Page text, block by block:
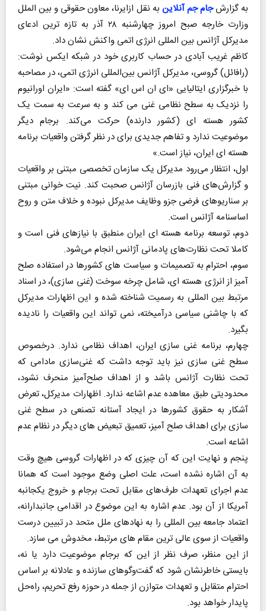
به گزارشجام جم آنلاین به نقل ازایرنا، معاون حقوقی و بین الملل
وزارت خارجه صبح امروز چهارشنبه ۲۸ آذر به تازه ترین ادعای
مدیرکل آژانس بین المللی انرژی اتمی واکنش نشان داد.
کاظم غریب آبادی در حساب کاربری خود در شبکه ایکس نوشت:
(رافائل) گروسی، مدیرکل آژانس بین‌المللی انرژی اتمی، در مصاحبه
با خبرگزاری ایتالیایی «ای ان اس ای» گفته است: «ایران اورانیوم
را نزدیک به سطح نظامی غنی می کند و به سرعت به سمت یک
کشور هسته ای (کشور دارنده) حرکت می‌کند. برجام دیگر
موضوعیت ندارد و تفاهم جدیدی برای در نظر گرفتن واقعیات برنامه
هسته ای ایران، نیاز است.»
اول، انتظار می‌رود مدیرکل یک سازمان تخصصی مبتنی بر واقعیات
و گزارش‌های فنی بازرسان آژانس صحبت کند. نیت خوانی مبتنی
بر سناریوهای فرضی جزو وظایف مدیرکل نبوده و خلاف متن و روح
اساسنامه آژانس است.
دوم، توسعه برنامه هسته ای ایران منطبق با نیازهای فنی است و
کاملا تحت نظارت‌های پادمانی آژانس انجام می‌شود.
سوم، احترام به تصمیمات و سیاست های کشورها در استفاده صلح
آمیز از انرژی هسته ای، شامل چرخه سوخت (غنی سازی)، در اسناد
مرتبط بین المللی به رسمیت شناخته شده و این اظهارات مدیرکل
که با چاشنی سیاسی درآمیخته، نمی تواند این واقعیات را نادیده
بگیرد.
چهارم، برنامه غنی سازی ایران، اهداف نظامی ندارد. درخصوص
سطح غنی سازی نیز باید توجه داشت که غنی‌سازی مادامی که
تحت نظارت آژانس باشد و از اهداف صلح‌آمیز منحرف نشود،
محدودیتی طبق معاهده عدم اشاعه ندارد. اظهارات مدیرکل، تعرض
آشکار به حقوق کشورها در ایجاد آستانه تصنعی در سطح غنی
سازی برای اهداف صلح آمیز، تعمیق تبعیض های دیگر در نظام عدم
اشاعه است.
پنجم و نهایت این که آن چیزی که در اظهارات گروسی هیچ وقت
به آن اشاره نشده است، علت اصلی وضع موجود است که همانا
عدم اجرای تعهدات طرف‌های مقابل تحت برجام و خروج یکجانبه
آمریکا از آن بود. عدم اشاره به این موضوع در اقدامی جانبدارانه،
اعتماد جامعه بین المللی را به نهادهای ملل متحد در تبیین درست
واقعیات از سوی عالی ترین مقام های مرتبط، مخدوش می سازد.
از این منظر، صرف نظر از این که برجام موضوعیت دارد یا نه،
بایستی خاطرنشان شود که گفت‌وگوهای سازنده و عادلانه بر اساس
احترام متقابل و تعهدات متوازن از جمله در حوزه رفع تحریم، راه‌حل
پایدار خواهد بود.